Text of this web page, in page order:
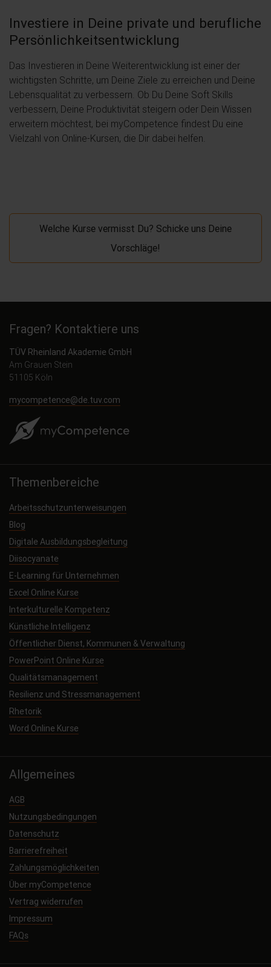
Investiere in Deine private und berufliche
Persönlichkeitsentwicklung
Das Investieren in Deine Weiterentwicklung ist einer der
wichtigsten Schritte, um Deine Ziele zu erreichen und Deine
Lebensqualität zu verbessern. Ob Du Deine Soft Skills
verbessern, Deine Produktivität steigern oder Dein Wissen
erweitern möchtest, bei myCompetence findest Du eine
Vielzahl von Online-Kursen, die Dir dabei helfen.
Welche Kurse vermisst Du? Schicke uns Deine
Vorschläge!
Fragen? Kontaktiere uns
TÜV Rheinland Akademie GmbH
Am Grauen Stein
51105 Köln
mycompetence@de.tuv.com
Themenbereiche
Arbeitsschutzunterweisungen
Blog
Digitale Ausbildungsbegleitung
Diisocyanate
E-Learning für Unternehmen
Excel Online Kurse
Interkulturelle Kompetenz
Künstliche Intelligenz
Öffentlicher Dienst, Kommunen & Verwaltung
PowerPoint Online Kurse
Qualitätsmanagement
Resilienz und Stressmanagement
Rhetorik
Word Online Kurse
Allgemeines
AGB
Nutzungsbedingungen
Datenschutz
Barrierefreiheit
Zahlungsmöglichkeiten
Über myCompetence
Vertrag widerrufen
Impressum
FAQs